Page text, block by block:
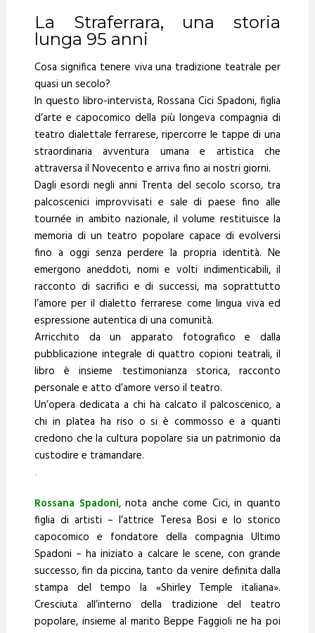
La Straferrara, una storia
lunga 95 anni
Cosa significa tenere viva una tradizione teatrale per
quasi un secolo?
In questo libro-intervista, Rossana Cici Spadoni, figlia
d’arte e capocomico della più longeva compagnia di
teatro dialettale ferrarese, ripercorre le tappe di una
straordinaria avventura umana e artistica che
attraversa il Novecento e arriva fino ai nostri giorni.
Dagli esordi negli anni Trenta del secolo scorso, tra
palcoscenici improvvisati e sale di paese fino alle
tournée in ambito nazionale, il volume restituisce la
memoria di un teatro popolare capace di evolversi
fino a oggi senza perdere la propria identità. Ne
emergono aneddoti, nomi e volti indimenticabili, il
racconto di sacrifici e di successi, ma soprattutto
l’amore per il dialetto ferrarese come lingua viva ed
espressione autentica di una comunità.
Arricchito da un apparato fotografico e dalla
pubblicazione integrale di quattro copioni teatrali, il
libro è insieme testimonianza storica, racconto
personale e atto d’amore verso il teatro.
Un’opera dedicata a chi ha calcato il palcoscenico, a
chi in platea ha riso o si è commosso e a quanti
credono che la cultura popolare sia un patrimonio da
custodire e tramandare.
.
Rossana Spadoni, nota anche come Cici, in quanto
figlia di artisti – l’attrice Teresa Bosi e lo storico
capocomico e fondatore della compagnia Ultimo
Spadoni – ha iniziato a calcare le scene, con grande
successo, fin da piccina, tanto da venire definita dalla
stampa del tempo la «Shirley Temple italiana».
Cresciuta all’interno della tradizione del teatro
popolare, insieme al marito Beppe Faggioli ne ha poi